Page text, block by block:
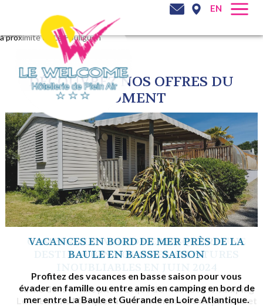
EN
à proximité de Le Pouliguen
DÉCOUVREZ NOS OFFRES DU
MOMENT
VACANCES EN BORD DE MER PRÈS DE LA
BAULE EN BASSE SAISON
Profitez des vacances en basse saison pour vous
évader en famille ou entre amis en camping en bord de
mer entre La Baule et Guérande en Loire Atlantique.